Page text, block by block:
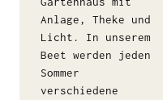
Anlage, Theke und
Licht. In unserem
Beet werden jeden
Sommer
verschiedene